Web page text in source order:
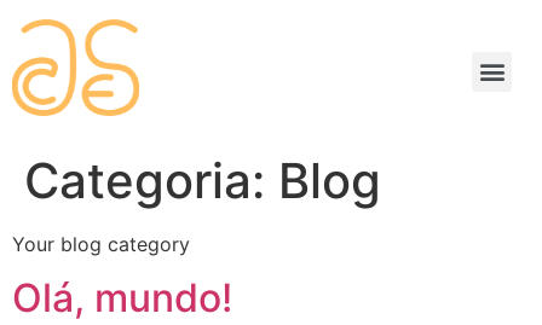
Categoria: Blog
Your blog category
Olá, mundo!